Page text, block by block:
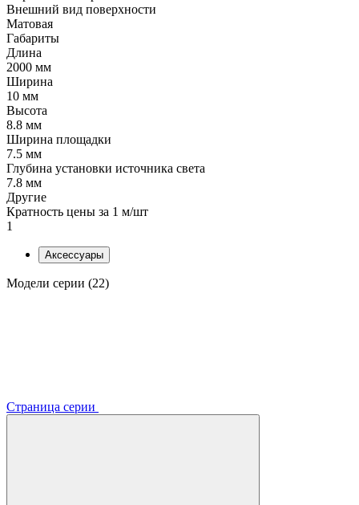
Внешний вид поверхности
Матовая
Габариты
Длина
2000 мм
Ширина
10 мм
Высота
8.8 мм
Ширина площадки
7.5 мм
Глубина установки источника света
7.8 мм
Другие
Кратность цены за 1 м/шт
1
Аксессуары
Модели серии (22)
Страница серии